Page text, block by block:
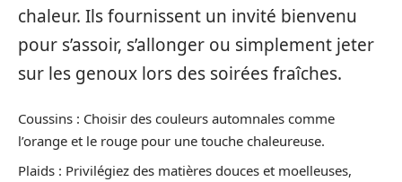
chaleur. Ils fournissent un invité bienvenu
pour s’assoir, s’allonger ou simplement jeter
sur les genoux lors des soirées fraîches.
Coussins : Choisir des couleurs automnales comme
l’orange et le rouge pour une touche chaleureuse.
Plaids : Privilégiez des matières douces et moelleuses,